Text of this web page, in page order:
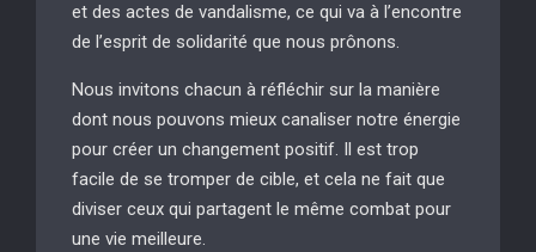
et des actes de vandalisme, ce qui va à l’encontre
de l’esprit de solidarité que nous prônons.
Nous invitons chacun à réfléchir sur la manière
dont nous pouvons mieux canaliser notre énergie
pour créer un changement positif. Il est trop
facile de se tromper de cible, et cela ne fait que
diviser ceux qui partagent le même combat pour
une vie meilleure.